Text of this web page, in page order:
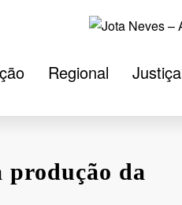
Regional Justiça
produção da